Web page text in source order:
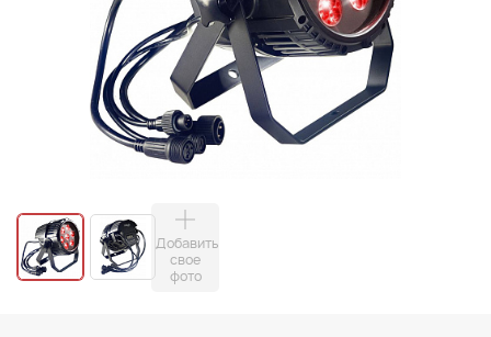
Добавить
свое
фото